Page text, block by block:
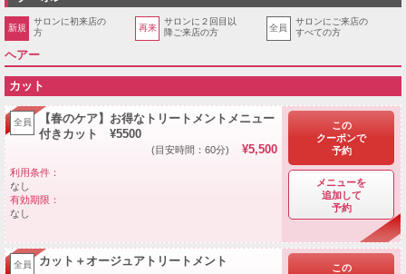
新規
サロンに初来店の
方
再来
サロンに２回目以
降ご来店の方
全員
サロンにご来店の
すべての方
ヘアー
カット
全員
【春のケア】お得なトリートメントメニュー
付きカット ¥5500
(目安時間：60分) ¥5,500
利用条件：
なし
有効期限：
なし
この
クーポンで
予約
メニューを
追加して
予約
全員 カット＋オージュアトリートメント
この